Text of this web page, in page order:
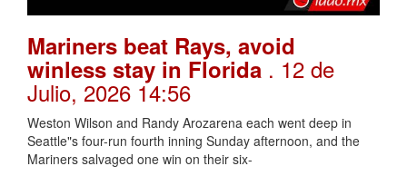
Mariners beat Rays, avoid
winless stay in Florida . 12 de
Julio, 2026 14:56
Weston Wilson and Randy Arozarena each went deep in
Seattle"s four-run fourth inning Sunday afternoon, and the
Mariners salvaged one win on their six-